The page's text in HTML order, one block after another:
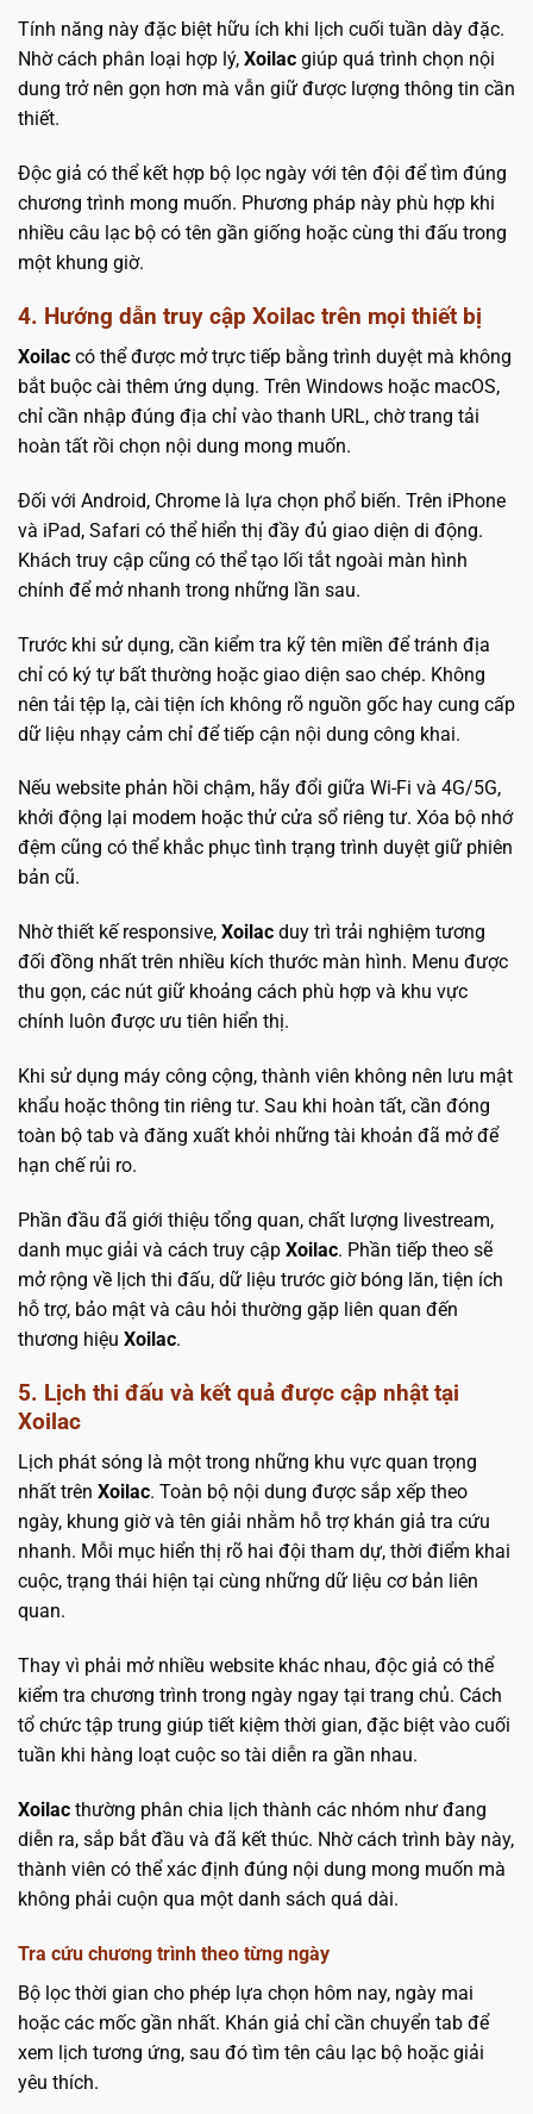
Tính năng này đặc biệt hữu ích khi lịch cuối tuần dày đặc.
Nhờ cách phân loại hợp lý, Xoilac giúp quá trình chọn nội
dung trở nên gọn hơn mà vẫn giữ được lượng thông tin cần
thiết.
Độc giả có thể kết hợp bộ lọc ngày với tên đội để tìm đúng
chương trình mong muốn. Phương pháp này phù hợp khi
nhiều câu lạc bộ có tên gần giống hoặc cùng thi đấu trong
một khung giờ.
4. Hướng dẫn truy cập Xoilac trên mọi thiết bị
Xoilac có thể được mở trực tiếp bằng trình duyệt mà không
bắt buộc cài thêm ứng dụng. Trên Windows hoặc macOS,
chỉ cần nhập đúng địa chỉ vào thanh URL, chờ trang tải
hoàn tất rồi chọn nội dung mong muốn.
Đối với Android, Chrome là lựa chọn phổ biến. Trên iPhone
và iPad, Safari có thể hiển thị đầy đủ giao diện di động.
Khách truy cập cũng có thể tạo lối tắt ngoài màn hình
chính để mở nhanh trong những lần sau.
Trước khi sử dụng, cần kiểm tra kỹ tên miền để tránh địa
chỉ có ký tự bất thường hoặc giao diện sao chép. Không
nên tải tệp lạ, cài tiện ích không rõ nguồn gốc hay cung cấp
dữ liệu nhạy cảm chỉ để tiếp cận nội dung công khai.
Nếu website phản hồi chậm, hãy đổi giữa Wi-Fi và 4G/5G,
khởi động lại modem hoặc thử cửa sổ riêng tư. Xóa bộ nhớ
đệm cũng có thể khắc phục tình trạng trình duyệt giữ phiên
bản cũ.
Nhờ thiết kế responsive, Xoilac duy trì trải nghiệm tương
đối đồng nhất trên nhiều kích thước màn hình. Menu được
thu gọn, các nút giữ khoảng cách phù hợp và khu vực
chính luôn được ưu tiên hiển thị.
Khi sử dụng máy công cộng, thành viên không nên lưu mật
khẩu hoặc thông tin riêng tư. Sau khi hoàn tất, cần đóng
toàn bộ tab và đăng xuất khỏi những tài khoản đã mở để
hạn chế rủi ro.
Phần đầu đã giới thiệu tổng quan, chất lượng livestream,
danh mục giải và cách truy cập Xoilac. Phần tiếp theo sẽ
mở rộng về lịch thi đấu, dữ liệu trước giờ bóng lăn, tiện ích
hỗ trợ, bảo mật và câu hỏi thường gặp liên quan đến
thương hiệu Xoilac.
5. Lịch thi đấu và kết quả được cập nhật tại
Xoilac
Lịch phát sóng là một trong những khu vực quan trọng
nhất trên Xoilac. Toàn bộ nội dung được sắp xếp theo
ngày, khung giờ và tên giải nhằm hỗ trợ khán giả tra cứu
nhanh. Mỗi mục hiển thị rõ hai đội tham dự, thời điểm khai
cuộc, trạng thái hiện tại cùng những dữ liệu cơ bản liên
quan.
Thay vì phải mở nhiều website khác nhau, độc giả có thể
kiểm tra chương trình trong ngày ngay tại trang chủ. Cách
tổ chức tập trung giúp tiết kiệm thời gian, đặc biệt vào cuối
tuần khi hàng loạt cuộc so tài diễn ra gần nhau.
Xoilac thường phân chia lịch thành các nhóm như đang
diễn ra, sắp bắt đầu và đã kết thúc. Nhờ cách trình bày này,
thành viên có thể xác định đúng nội dung mong muốn mà
không phải cuộn qua một danh sách quá dài.
Tra cứu chương trình theo từng ngày
Bộ lọc thời gian cho phép lựa chọn hôm nay, ngày mai
hoặc các mốc gần nhất. Khán giả chỉ cần chuyển tab để
xem lịch tương ứng, sau đó tìm tên câu lạc bộ hoặc giải
yêu thích.